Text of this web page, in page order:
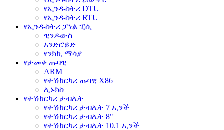
የኢንዱስትሪ DTU
የኢንዱስትሪ RTU
የኢንዱስትሪ ፓነል ፒሲ
ዊንዶውስ
አንድሮይድ
የንክኪ ማሳያ
የታመቀ ጡባዊ
ARM
የተሽከርካሪ ጡባዊ X86
ሊኑክስ
የተሽከርካሪ ታብሌት
የተሽከርካሪ ታብሌት 7 ኢንች
የተሽከርካሪ ታብሌት 8"
የተሽከርካሪ ታብሌት 10.1 ኢንች